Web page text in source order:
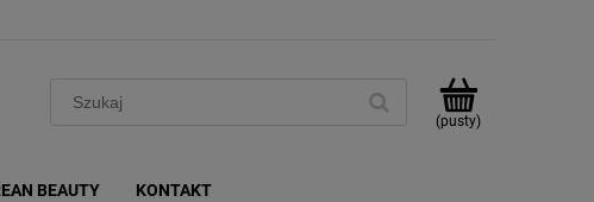
(pusty)
BEAUTY KONTAKT